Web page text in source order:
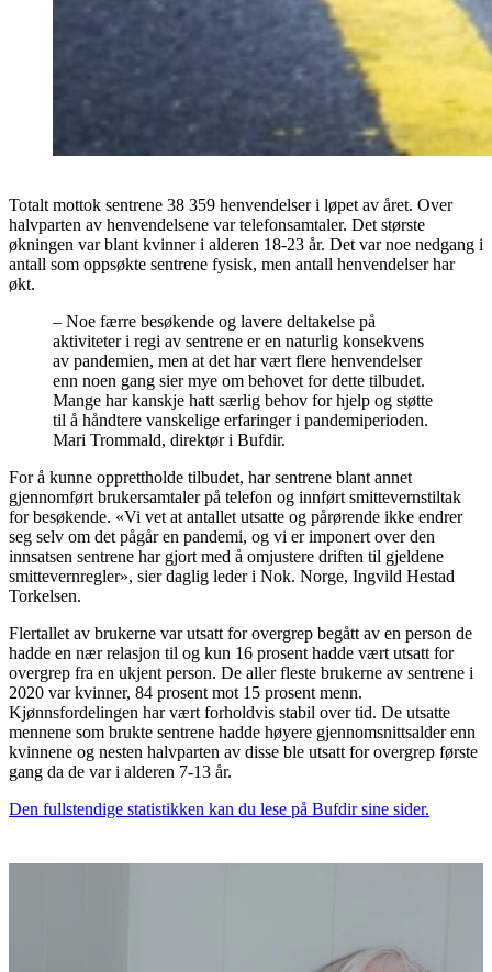
Totalt mottok sentrene 38 359 henvendelser i løpet av året. Over
halvparten av henvendelsene var telefonsamtaler. Det største
økningen var blant kvinner i alderen 18-23 år. Det var noe nedgang i
antall som oppsøkte sentrene fysisk, men antall henvendelser har
økt.
– Noe færre besøkende og lavere deltakelse på
aktiviteter i regi av sentrene er en naturlig konsekvens
av pandemien, men at det har vært flere henvendelser
enn noen gang sier mye om behovet for dette tilbudet.
Mange har kanskje hatt særlig behov for hjelp og støtte
til å håndtere vanskelige erfaringer i pandemiperioden.
Mari Trommald, direktør i Bufdir.
For å kunne opprettholde tilbudet, har sentrene blant annet
gjennomført brukersamtaler på telefon og innført smittevernstiltak
for besøkende. «Vi vet at antallet utsatte og pårørende ikke endrer
seg selv om det pågår en pandemi, og vi er imponert over den
innsatsen sentrene har gjort med å omjustere driften til gjeldene
smittevernregler», sier daglig leder i Nok. Norge, Ingvild Hestad
Torkelsen.
Flertallet av brukerne var utsatt for overgrep begått av en person de
hadde en nær relasjon til og kun 16 prosent hadde vært utsatt for
overgrep fra en ukjent person. De aller fleste brukerne av sentrene i
2020 var kvinner, 84 prosent mot 15 prosent menn.
Kjønnsfordelingen har vært forholdvis stabil over tid. De utsatte
mennene som brukte sentrene hadde høyere gjennomsnittsalder enn
kvinnene og nesten halvparten av disse ble utsatt for overgrep første
gang da de var i alderen 7-13 år.
Den fullstendige statistikken kan du lese på Bufdir sine sider.